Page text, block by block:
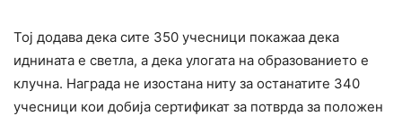
Тој додава дека сите 350 учесници покажаа дека
иднината е светла, а дека улогата на образованието е
клучна. Награда не изостана ниту за останатите 340
учесници кои добија сертификат за потврда за положен